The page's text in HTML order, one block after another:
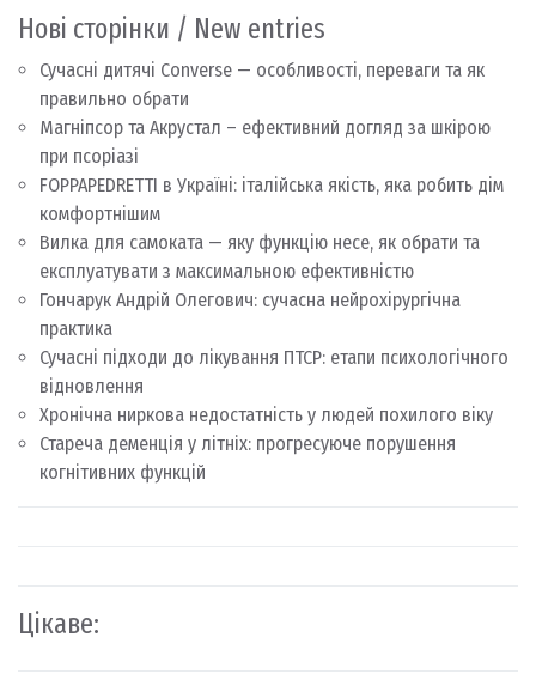
Нові сторінки / New entries
Сучасні дитячі Converse — особливості, переваги та як
правильно обрати
Магніпсор та Акрустал – ефективний догляд за шкірою
при псоріазі
FOPPAPEDRETTI в Україні: італійська якість, яка робить дім
комфортнішим
Вилка для самоката — яку функцію несе, як обрати та
експлуатувати з максимальною ефективністю
Гончарук Андрій Олегович: сучасна нейрохірургічна
практика
Сучасні підходи до лікування ПТСР: етапи психологічного
відновлення
Хронічна ниркова недостатність у людей похилого віку
Стареча деменція у літніх: прогресуюче порушення
когнітивних функцій
Цікаве: